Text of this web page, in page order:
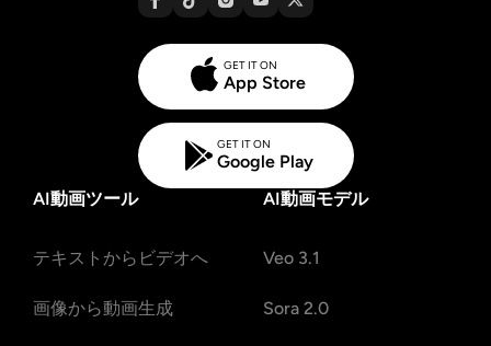
GET IT ON
App Store
GET IT ON
Google Play
AI動画ツール
テキストからビデオへ
画像から動画生成
AI動画モデル
Veo 3.1
Sora 2.0